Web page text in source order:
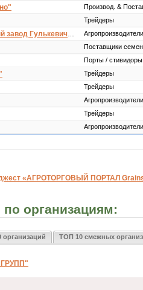
Производ. &
Трейдеры
Агропроизводители
Поставщики
Порты / стивидоры
Трейдеры
Трейдеры
Агропроизводители
Трейдеры
Агропроизводители
«АГРОТОРГОВЫЙ ПОРТАЛ
организациям:
организаций ТОП 10 смежных